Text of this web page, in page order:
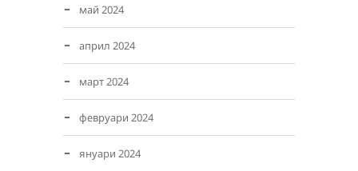
май 2024
април 2024
март 2024
февруари 2024
януари 2024